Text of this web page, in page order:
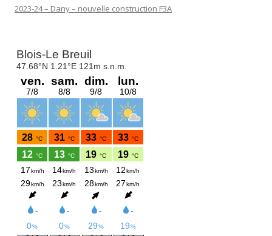
2023-24 – Dany – nouvelle construction F3A